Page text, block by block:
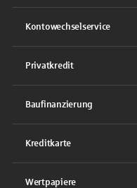
Kontowechselservice
Privatkredit
Baufinanzierung
Kreditkarte
Wertpapiere